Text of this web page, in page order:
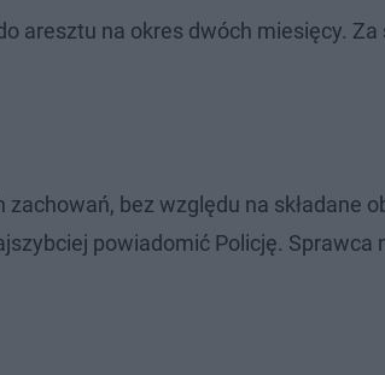
aresztu na okres dwóch miesięcy. Za
bez względu na składane
powiadomić Policję. Sprawca